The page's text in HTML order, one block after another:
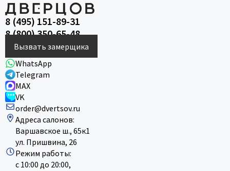
8 (495) 151-89-31
8 (800) 350-65-48
Вызвать замерщика
WhatsApp
Telegram
MAX
VK
order@dvertsov.ru
Адреса салонов:
Варшавское ш., 65к1
ул. Пришвина, 26
Режим работы:
с 10:00 до 20:00,